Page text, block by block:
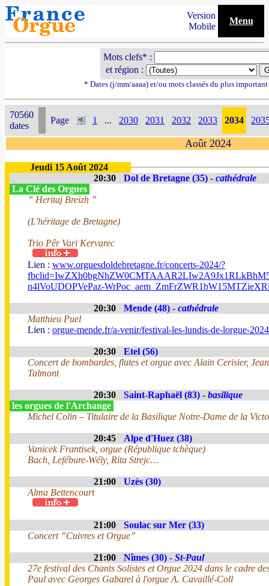
Version
Mobile
Menu
Mots clefs* :
et région :
* Dates (j/mm/aaaa) et/ou mots classés du plus
70560
dates
Page 1 ... 2030 2031 2032 2033 2034
Août 2024
Jeudi 15 Août 2024
20:30
Dol de Bretagne (35) - cathédrale
La Clé des Orgues
” Heritaj Breizh ”
(L'héritage de Bretagne)
Trio Pêr Vari Kervarec
Lien : www.orguesdoldebretagne.fr/concerts-2024/?
n4lVoUDOPVePaz-
20:30 Mende (48) - cathédrale
Matthieu Puel
Lien : orgue-mende.fr/a-venir/festival-les-lundis-de-lorgue-
20:30
Etel (56)
Concert de bombardes, flutes et orgue avec Alain Cerisier,
Talmont
20:30 Saint-Raphaël (83) - basilique
les orgues de l'Archange
Michel Colin – Titulaire de la Basilique Notre-Dame de la
20:45
Alpe d'Huez (38)
Vanicek Frantisek, orgue (République tchèque)
Bach, Lefébure-Wély, Rita Strejc…
21:00
Uzès (30)
Alma Bettencourt
21:00
Soulac sur Mer (33)
Concert ”Cuivres et Orgue”
21:00 Nîmes (30) - St-Paul
27e festival des Chants Solistes et Orgue 2024 dans le cadre
Paul avec Georges Gabarel à l'orgue A. Cavaillé-Coll